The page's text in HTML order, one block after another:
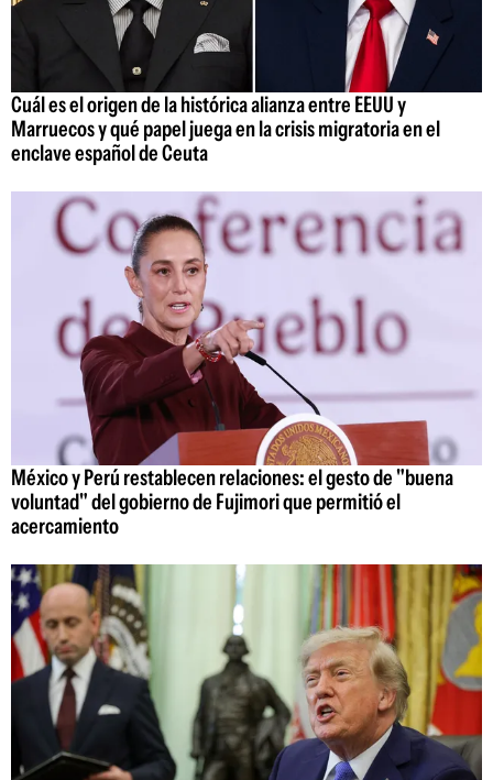
Cuál es el origen de la histórica alianza entre EEUU y
Marruecos y qué papel juega en la crisis migratoria en el
enclave español de Ceuta
México y Perú restablecen relaciones: el gesto de "buena
voluntad" del gobierno de Fujimori que permitió el
acercamiento